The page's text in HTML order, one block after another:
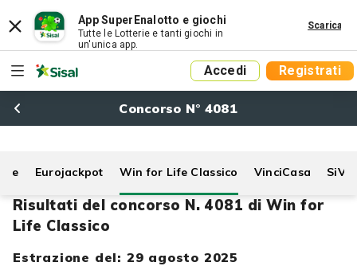
App SuperEnalotto e giochi
Tutte le Lotterie e tanti giochi in
un'unica app.
Scarica
Accedi Registrati
Concorso N° 4081
Eurojackpot Win for Life Classico VinciCasa
Risultati del concorso N. 4081 di Win for
Life Classico
Estrazione del: 29 agosto 2025